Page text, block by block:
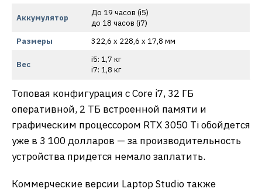
Аккумулятор
До 19 часов (i5)
до 18 часов (i7)
Размеры
322,6 x 228,6 x 17,8 мм
Вес
i5: 1,7 кг
i7: 1,8 кг
Топовая конфигурация с Core i7, 32 ГБ
оперативной, 2 ТБ встроенной памяти и
графическим процессором RTX 3050 Ti обойдется
уже в 3 100 долларов — за производительность
устройства придется немало заплатить.
Коммерческие версии Laptop Studio также